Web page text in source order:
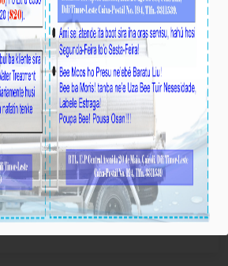
BTL, E.P Gustavo da Cruz
DAF Sidonio Freitas no
dos Santos akompaña hosi
partisipa iha Serimónia
Saudozu Eis-Prezidente
Guterres "Lú Olo" iha
Metinaro, Díli, Sesta semana